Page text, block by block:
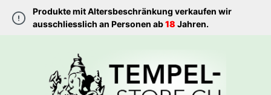
Produkte mit Altersbeschränkung verkaufen wir
ausschliesslich an Personen ab18 Jahren.